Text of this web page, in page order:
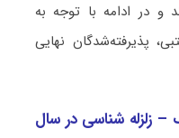
در ادامه با توجه به
پذیرفته‌شدگان نهایی
زلزله شناسی در سال